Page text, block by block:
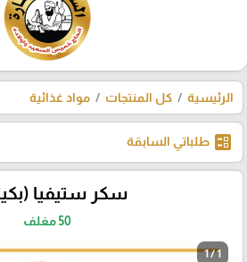
الرئيسية كل المنتجات مواد غذائية
ballot طلباتي السابقة
سكر ستيفيا
50 مغلف
1 / 1